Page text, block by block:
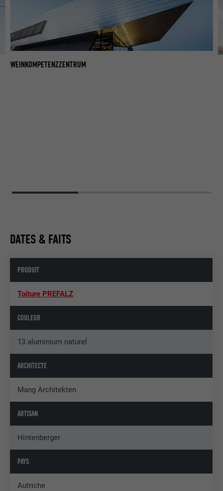
WEINKOMPETENZZENTRUM
DATES & FAITS
PRODUIT
Toiture PREFALZ
COULEUR
13 aluminium naturel
ARCHITECTE
Mang Architekten
ARTISAN
Hintenberger
PAYS
Autriche